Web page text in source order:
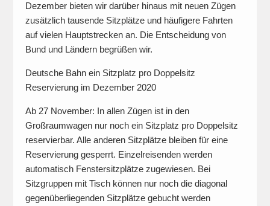
Dezember bieten wir darüber hinaus mit neuen Zügen
zusätzlich tausende Sitzplätze und häufigere Fahrten
auf vielen Hauptstrecken an. Die Entscheidung von
Bund und Ländern begrüßen wir.
Deutsche Bahn ein Sitzplatz pro Doppelsitz
Reservierung im Dezember 2020
Ab 27 November: In allen Zügen ist in den
Großraumwagen nur noch ein Sitzplatz pro Doppelsitz
reservierbar. Alle anderen Sitzplätze bleiben für eine
Reservierung gesperrt. Einzelreisenden werden
automatisch Fenstersitzplätze zugewiesen. Bei
Sitzgruppen mit Tisch können nur noch die diagonal
gegenüberliegenden Sitzplätze gebucht werden